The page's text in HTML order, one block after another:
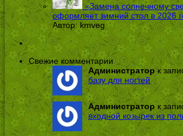
«Замена солнечному
оформляет зимний стол в 2026
Автор: kmveg
Свежие комментарии
Администраторк
базу для ногтей
Администратор к
входной козырек из